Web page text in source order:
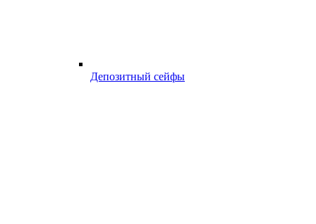
Депозитный сейфы